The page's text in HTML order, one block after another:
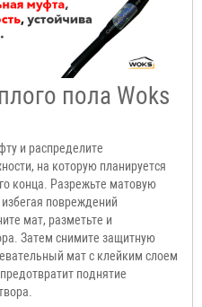
пола Woks
и распределите
на которую планируется
конца. Разрежьте матовую
повреждений
мат, разметьте и
Затем снимите защитную
мат с клейким слоем
поднятие